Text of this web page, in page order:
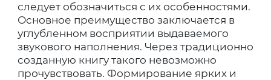
следует обозначиться с их особенностями.
Основное преимущество заключается в
углубленном восприятии выдаваемого
звукового наполнения. Через традиционно
созданную книгу такого невозможно
прочувствовать. Формирование ярких и